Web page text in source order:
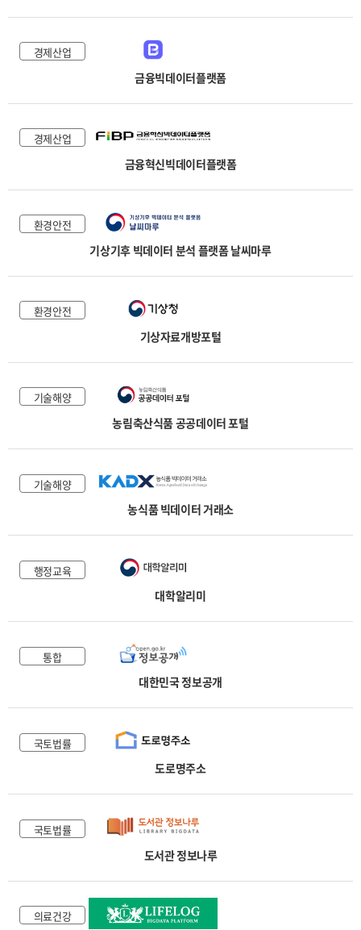
경제산업
금융빅데이터플랫폼
경제산업
금융혁신빅데이터플랫폼
환경안전
기상기후 빅데이터 분석 플랫폼 날씨마루
환경안전
기상자료개방포털
기술해양
농림축산식품 공공데이터 포털
기술해양
농식품 빅데이터 거래소
행정교육
대학알리미
통합
대한민국 정보공개
국토법률
도로명주소
국토법률
도서관 정보나루
의료건강